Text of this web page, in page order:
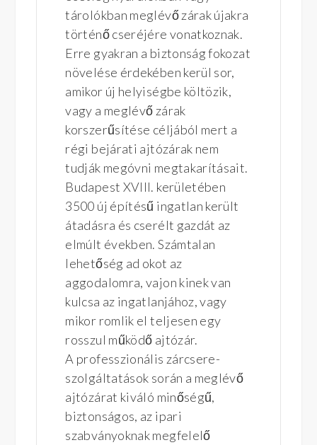
tárolókban meglévő zárak újakra
történő cseréjére vonatkoznak.
Erre gyakran a biztonság fokozat
növelése érdekében kerül sor,
amikor új helyiségbe költözik,
vagy a meglévő zárak
korszerűsítése céljából mert a
régi bejárati ajtózárak nem
tudják megóvni megtakarításait.
Budapest XVIII. kerületében
3500 új építésű ingatlan került
átadásra és cserélt gazdát az
elmúlt években. Számtalan
lehetőség ad okot az
aggodalomra, vajon kinek van
kulcsa az ingatlanjához, vagy
mikor romlik el teljesen egy
rosszul működő ajtózár.
A professzionális zárcsere-
szolgáltatások során a meglévő
ajtózárat kiváló minőségű,
biztonságos, az ipari
szabványoknak megfelelő